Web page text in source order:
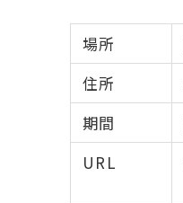
場所
住所
期間
URL